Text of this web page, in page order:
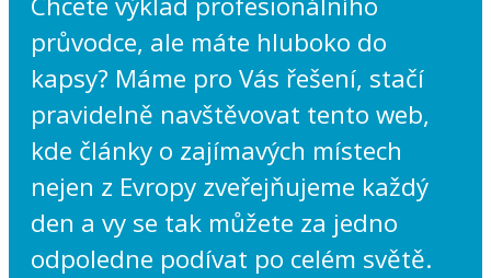
průvodce, ale máte hluboko do
kapsy? Máme pro Vás řešení, stačí
pravidelně navštěvovat tento web,
kde články o zajímavých místech
nejen z Evropy zveřejňujeme každý
den a vy se tak můžete za jedno
odpoledne podívat po celém světě.